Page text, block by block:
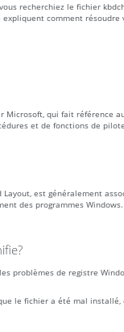
recherchiez le fichier
comment résoudre
Microsoft, qui fait référence
et de fonctions de
Layout, est généralement
des programmes
problèmes de registre
le fichier a été mal installé,